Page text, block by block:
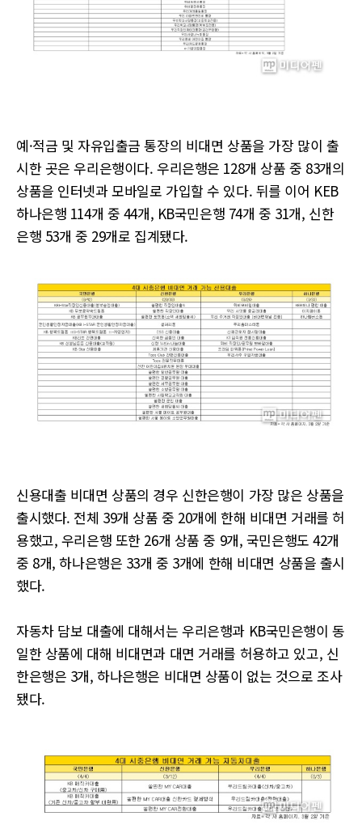
예·적금 및 자유입출금 통장의 비대면 상품을 가장 많이 출
시한 곳은 우리은행이다. 우리은행은 128개 상품 중 83개의
상품을 인터넷과 모바일로 가입할 수 있다. 뒤를 이어 KEB
하나은행 114개 중 44개, KB국민은행 74개 중 31개, 신한
은행 53개 중 29개로 집계됐다.
신용대출 비대면 상품의 경우 신한은행이 가장 많은 상품을
출시했다. 전체 39개 상품 중 20개에 한해 비대면 거래를 허
용했고, 우리은행 또한 26개 상품 중 9개, 국민은행도 42개
중 8개, 하나은행은 33개 중 3개에 한해 비대면 상품을 출시
했다.
자동차 담보 대출에 대해서는 우리은행과 KB국민은행이 동
일한 상품에 대해 비대면과 대면 거래를 허용하고 있고, 신
한은행은 3개, 하나은행은 비대면 상품이 없는 것으로 조사
됐다.